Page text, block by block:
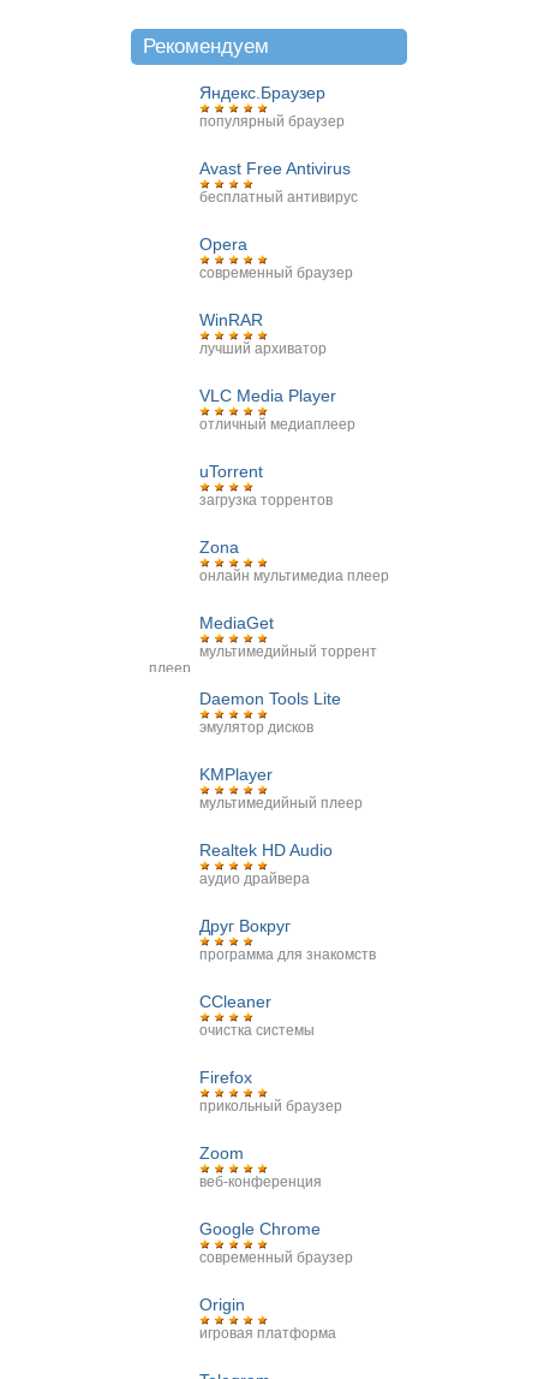
Рекомендуем
Яндекс.Браузер
популярный браузер
Avast Free Antivirus
бесплатный антивирус
Opera
современный браузер
WinRAR
лучший архиватор
VLC Media Player
отличный медиаплеер
uTorrent
загрузка торрентов
Zona
онлайн мультимедиа плеер
MediaGet
мультимедийный торрент
плеер
Daemon Tools Lite
эмулятор дисков
KMPlayer
мультимедийный плеер
Realtek HD Audio
аудио драйвера
Друг Вокруг
программа для знакомств
CCleaner
очистка системы
Firefox
прикольный браузер
Zoom
веб-конференция
Google Chrome
современный браузер
Origin
игровая платформа